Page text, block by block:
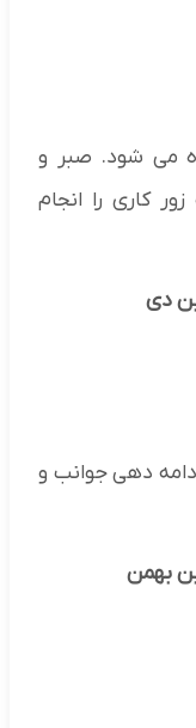
می شود. صبر و
کاری را انجام
دهی جوانب و